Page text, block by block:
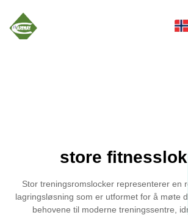
store
Stor treningsromslocker representerer en
lagringsløsning som er utformet for å møte
behovene til moderne treningssentre,